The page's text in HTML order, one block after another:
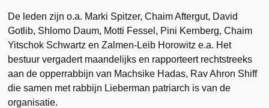
De leden zijn o.a. Marki Spitzer, Chaim Aftergut, David
Gotlib, Shlomo Daum, Motti Fessel, Pini Kernberg, Chaim
Yitschok Schwartz en Zalmen-Leib Horowitz e.a. Het
bestuur vergadert maandelijks en rapporteert rechtstreeks
aan de opperrabbijn van Machsike Hadas, Rav Ahron Shiff
die samen met rabbijn Lieberman patriarch is van de
organisatie.